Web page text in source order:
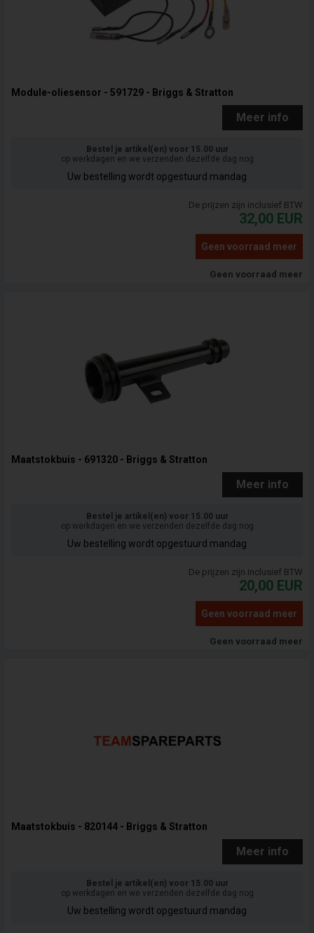
Module-oliesensor - 591729 - Briggs & Stratton
Meer info
Bestel je artikel(en) voor 15.00 uur
op werkdagen en we verzenden dezelfde dag nog
Uw bestelling wordt opgestuurd mandag
De prijzen zijn inclusief BTW
32,00 EUR
Geen voorraad meer
Geen voorraad meer
Maatstokbuis - 691320 - Briggs & Stratton
Meer info
Bestel je artikel(en) voor 15.00 uur
op werkdagen en we verzenden dezelfde dag nog
Uw bestelling wordt opgestuurd mandag
De prijzen zijn inclusief BTW
20,00 EUR
Geen voorraad meer
Geen voorraad meer
Maatstokbuis - 820144 - Briggs & Stratton
Meer info
Bestel je artikel(en) voor 15.00 uur
op werkdagen en we verzenden dezelfde dag nog
Uw bestelling wordt opgestuurd mandag